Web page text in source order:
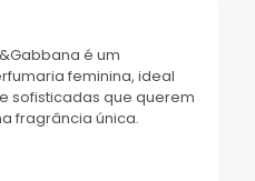
é um
feminina, ideal
sofisticadas que querem
fragrância única.